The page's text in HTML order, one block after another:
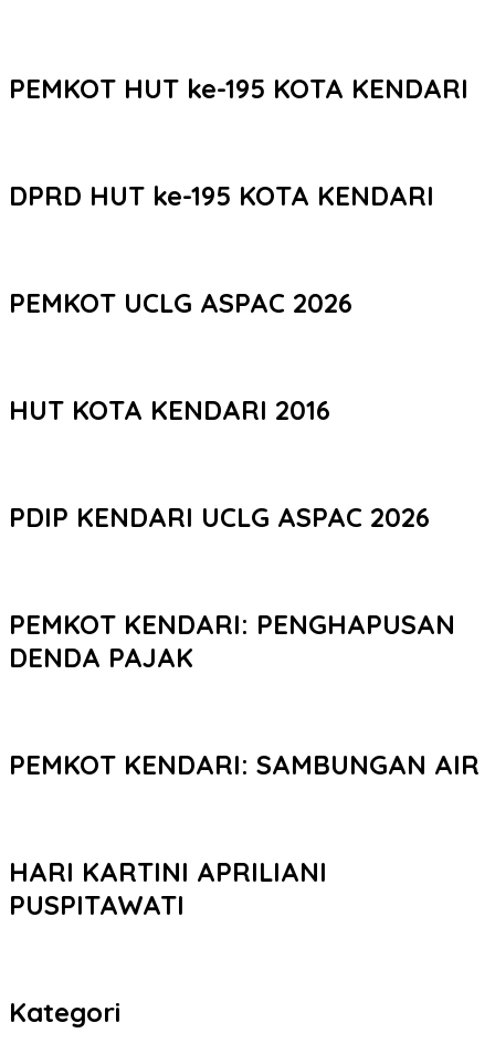
PEMKOT HUT ke-195 KOTA KENDARI
DPRD HUT ke-195 KOTA KENDARI
PEMKOT UCLG ASPAC 2026
HUT KOTA KENDARI 2016
PDIP KENDARI UCLG ASPAC 2026
PEMKOT KENDARI: PENGHAPUSAN
DENDA PAJAK
PEMKOT KENDARI: SAMBUNGAN AIR
HARI KARTINI APRILIANI
PUSPITAWATI
Kategori